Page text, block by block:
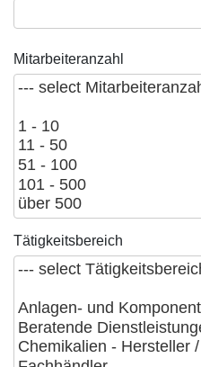
Mitarbeiteranzahl
Tätigkeitsbereich